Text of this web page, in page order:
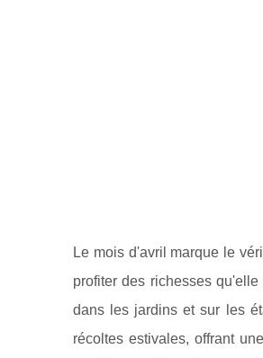
Le mois d'avril marque le
profiter des richesses
dans les jardins et sur les
récoltes estivales, offrant